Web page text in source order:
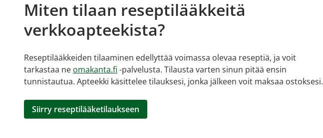
Miten tilaan reseptilääkkeitä
verkkoapteekista?
Reseptilääkkeiden tilaaminen edellyttää voimassa olevaa reseptiä, ja voit
tarkastaa ne omakanta.fi -palvelusta. Tilausta varten sinun pitää ensin
tunnistautua. Apteekki käsittelee tilauksesi, jonka jälkeen voit maksaa ostoksesi.
Siirry reseptilääketilaukseen